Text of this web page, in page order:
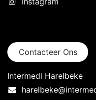
Contacteer Ons
Intermedi Harelbeke